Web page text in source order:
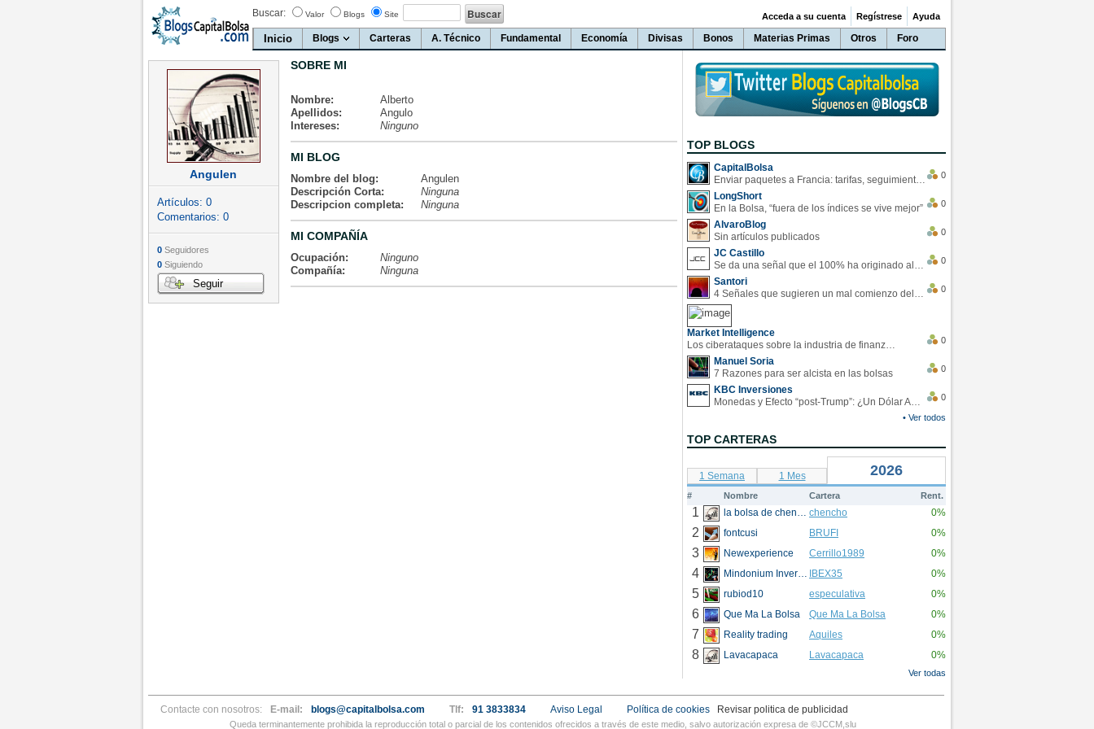
Buscar: Valor Blogs Site
Inicio Blogs Carteras A. Técnico Fundamental Economía Divisas Bonos Materias Primas Otros Foro
Acceda a su cuenta Regístrese Ayuda
Angulen
Artículos: 0
Comentarios: 0
0 Seguidores
0 Siguiendo
Seguir
SOBRE MI
Nombre:
Alberto
Apellidos:
Angulo
Intereses:
Ninguno
MI BLOG
Nombre del blog:
Angulen
Descripción Corta:
Ninguna
Descripcion completa:
Ninguna
MI COMPAÑÍA
Ocupación:
Ninguno
Compañía:
Ninguna
TOP BLOGS
CapitalBolsa
Enviar paquetes a Francia: tarifas, seguimiento y ventajas destacadas
0
LongShort
En la Bolsa, “fuera de los índices se vive mejor”
0
AlvaroBlog
Sin artículos publicados
0
JC Castillo
Se da una señal que el 100% ha originado alzas en las bolsas
0
Santori
4 Señales que sugieren un mal comienzo del 3T de la economía EEUU
0
Market Intelligence
Los ciberataques sobre la industria de finanzas se han duplicado este año
0
Manuel Soria
7 Razones para ser alcista en las bolsas
0
KBC Inversiones
Monedas y Efecto “post-Trump”: ¿Un Dólar Americano operando en rangos?
0
• Ver todos
TOP CARTERAS
1 Semana 1 Mes 2026
# Nombre Cartera Rent.
1 la bolsa de chencho chencho 0%
2 fontcusi BRUFI 0%
3 Newexperience Cerrillo1989 0%
4 Mindonium Inversions IBEX35 0%
5 rubiod10 especulativa 0%
6 Que Ma La Bolsa Que Ma La Bolsa 0%
7 Reality trading Aquiles 0%
8 Lavacapaca Lavacapaca 0%
Ver todas
Contacte con nosotros: E-mail: blogs@capitalbolsa.com Tlf: 91 3833834 Aviso Legal Revisar politica de publicidad
Política de cookies
Queda terminantemente prohibida la reproducción total o parcial de los contenidos ofrecidos a través de este medio, salvo autorización expresa de ©JCCM,slu